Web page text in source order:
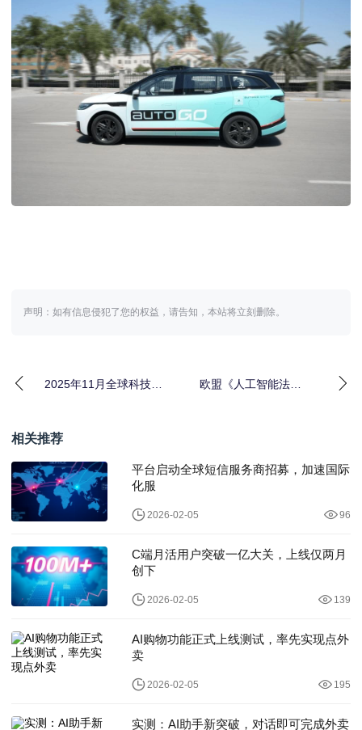
声明：如有信息侵犯了您的权益，请告知，本站将立刻删除。
2025年11月全球科技浪
欧盟《人工智能法
相关推荐
平台启动全球短信服务商招募，加速国际
化服
2026-02-05 96
C端月活用户突破一亿大关，上线仅两月
创下
2026-02-05 139
AI购物功能正式上线测试，率先实现点外
卖
2026-02-05 195
实测：AI助手新突破，对话即可完成外卖